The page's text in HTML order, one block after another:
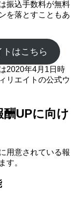
振込手数料が無料
を落とすこともあ
はこちら
2020年4月1日時
リエイトの公式ウ
UPに向け
用意されている報
す。